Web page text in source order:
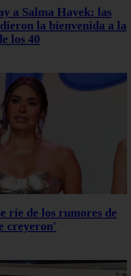
a Salma Hayek: las
la bienvenida a la
los 40
ríe de los rumores de
creyeron'